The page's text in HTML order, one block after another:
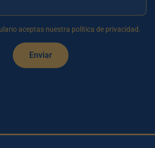
aceptas nuestra política de privacidad.
Enviar